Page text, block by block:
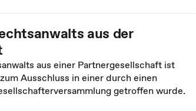
aus der
aus einer Partnergesellschaft ist
Ausschluss in einer durch einen
getroffen wurde.